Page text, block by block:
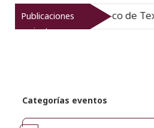
Publicaciones
recientes
arqueológico de Texcoco
Categorías eventos